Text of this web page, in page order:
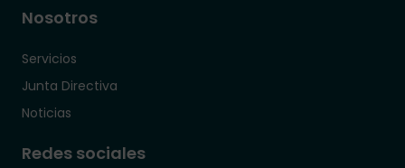
Nosotros
Servicios
Junta Directiva
Noticias
Redes sociales